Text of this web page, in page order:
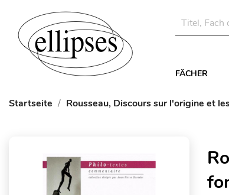
FÄCHER
Startseite Rousseau, Discours sur l'origine et